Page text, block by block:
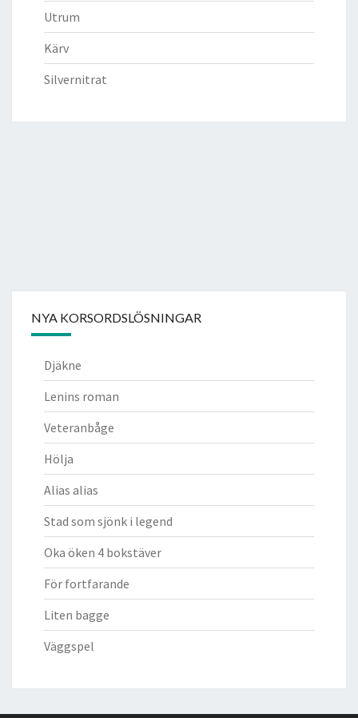
Utrum
Kärv
Silvernitrat
NYA KORSORDSLÖSNINGAR
Djäkne
Lenins roman
Veteranbåge
Hölja
Alias alias
Stad som sjönk i legend
Oka öken 4 bokstäver
För fortfarande
Liten bagge
Väggspel